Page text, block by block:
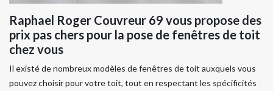
Raphael Roger Couvreur 69 vous propose des
prix pas chers pour la pose de fenêtres de toit
chez vous
Il existé de nombreux modèles de fenêtres de toit auxquels vous
pouvez choisir pour votre toit, tout en respectant les spécificités